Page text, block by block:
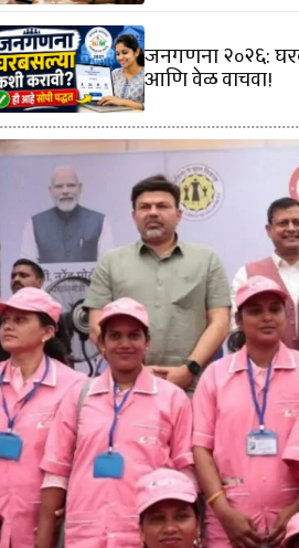
जनगणना २०२६:
आणि वेळ वाचवा!